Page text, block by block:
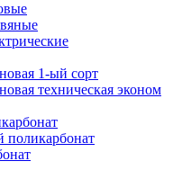
1-ый сорт
техническая эконом